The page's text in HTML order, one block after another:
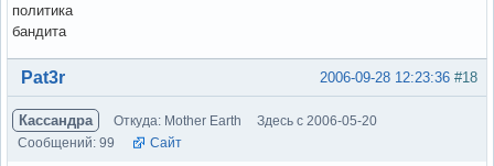
политика
бандита
Вне форума #18
2006-09-28 12:23:36
Pat3r
Кассандра Откуда: Mother Earth
Здесь с 2006-05-20
Сообщений: 99
Сайт